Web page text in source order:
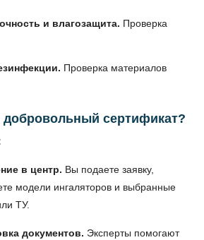
и влагозащита. Проверка
Проверка материалов
сертификат?
в центр. Вы подаете заявку,
модели ингаляторов и выбранные
ТУ.
документов. Эксперты помогают